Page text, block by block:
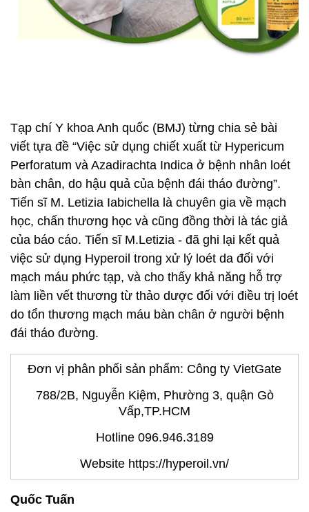
Tạp chí Y khoa Anh quốc (BMJ) từng chia sẻ bài
viết tựa đề “Việc sử dụng chiết xuất từ Hypericum
Perforatum và Azadirachta Indica ở bệnh nhân loét
bàn chân, do hậu quả của bệnh đái tháo đường”.
Tiến sĩ M. Letizia Iabichella là chuyên gia về mạch
học, chấn thương học và cũng đồng thời là tác giả
của báo cáo. Tiến sĩ M.Letizia - đã ghi lại kết quả
việc sử dụng Hyperoil trong xử lý loét da đối với
mạch máu phức tạp, và cho thấy khả năng hỗ trợ
làm liền vết thương từ thảo dược đối với điều trị loét
do tổn thương mạch máu bàn chân ở người bệnh
đái tháo đường.
Đơn vị phân phối sản phẩm: Công ty VietGate
788/2B, Nguyễn Kiệm, Phường 3, quận Gò
Vấp,TP.HCM
Hotline 096.946.3189
Website https://hyperoil.vn/
Quốc Tuấn